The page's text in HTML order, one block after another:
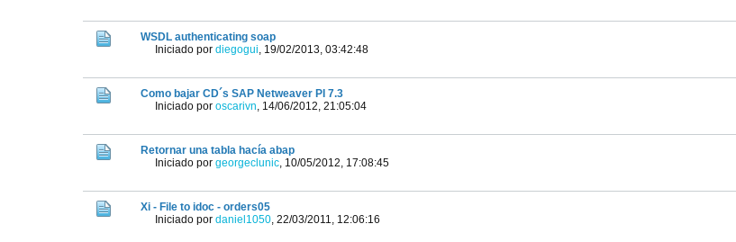
WSDL authenticating soap
Iniciado por diegogui, 19/02/2013, 03:42:48
Como bajar CD´s SAP Netweaver PI 7.3
Iniciado por oscarivn, 14/06/2012, 21:05:04
Retornar una tabla hacía abap
Iniciado por georgeclunic, 10/05/2012, 17:08:45
Xi - File to idoc - orders05
Iniciado por daniel1050, 22/03/2011, 12:06:16